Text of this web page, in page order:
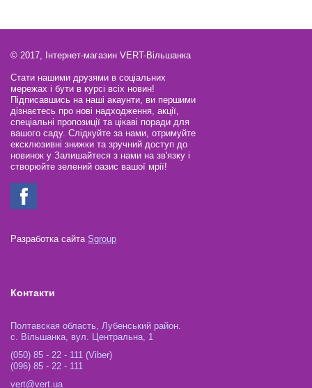
© 2017, Інтернет-магазин VERT-Вільшанка
Стати нашими друзями в соціальних
мережах і бути в курсі всіх новин!
Підписавшись на наші акаунти, ви першими
дізнаєтесь про нові надходження, акції,
спеціальні пропозиції та цікаві поради для
вашого саду. Слідкуйте за нами, отримуйте
ексклюзивні знижки та зручний доступ до
новинок у Залишайтеся з нами на зв'язку і
створюйте зелений оазис вашої мрії!
Разработка сайта Sgroup
Контакти
Полтавская область, Лубенський район.
с. Вільшанка, вул. Центральна, 1
(050) 85 - 22 - 111 (Viber)
(096) 85 - 22 - 111
vert@vert.ua